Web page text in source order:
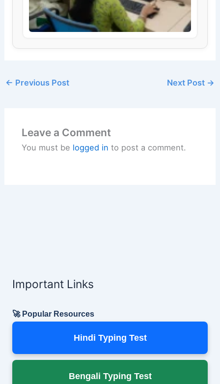
← Previous Post Next Post →
Leave a Comment
You must be logged in to post a comment.
Important Links
🚀 Popular Resources
Hindi Typing Test
Bengali Typing Test